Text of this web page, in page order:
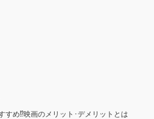
すめ⁉︎映画のメリット･デメリットとは